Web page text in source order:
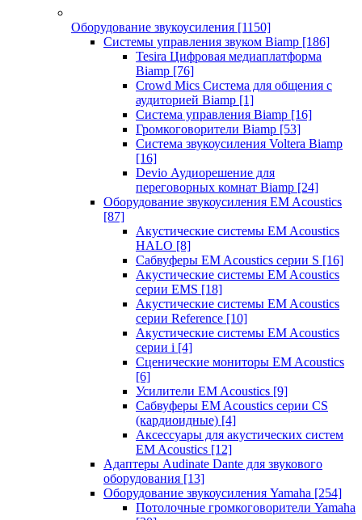
Оборудование звукоусиления [1150]
Системы управления звуком Biamp [186]
Tesira Цифровая медиаплатформа
Biamp [76]
Crowd Mics Система для общения с
аудиторией Biamp [1]
Система управления Biamp [16]
Громкоговорители Biamp [53]
Система звукоусиления Voltera Biamp
[16]
Devio Аудиорешение для
переговорных комнат Biamp [24]
Оборудование звукоусиления EM Acoustics
[87]
Акустические системы EM Acoustics
HALO [8]
Сабвуферы EM Acoustics серии S [16]
Акустические системы EM Acoustics
серии EMS [18]
Акустические системы EM Acoustics
серии Reference [10]
Акустические системы EM Acoustics
серии i [4]
Сценические мониторы EM Acoustics
[6]
Усилители EM Acoustics [9]
Сабвуферы EM Acoustics серии CS
(кардиоидные) [4]
Аксессуары для акустических систем
EM Acoustics [12]
Адаптеры Audinate Dante для звукового
оборудования [13]
Оборудование звукоусиления Yamaha [254]
Потолочные громкоговорители Yamaha